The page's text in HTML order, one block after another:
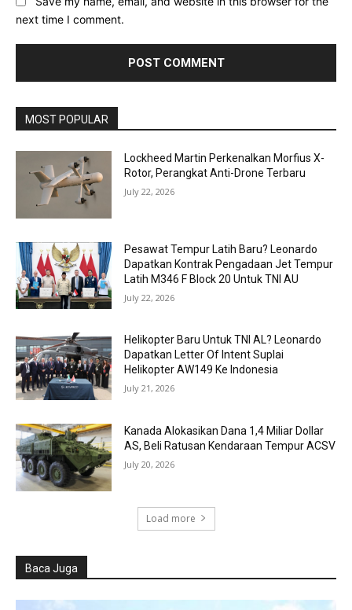
next time I comment.
MOST POPULAR
Lockheed Martin Perkenalkan Morfius X-
Rotor, Perangkat Anti-Drone Terbaru
July 22, 2026
Pesawat Tempur Latih Baru? Leonardo
Dapatkan Kontrak Pengadaan Jet Tempur
Latih M346 F Block 20 Untuk TNI AU
July 22, 2026
Helikopter Baru Untuk TNI AL? Leonardo
Dapatkan Letter Of Intent Suplai
Helikopter AW149 Ke Indonesia
July 21, 2026
Kanada Alokasikan Dana 1,4 Miliar Dollar
AS, Beli Ratusan Kendaraan Tempur ACSV
July 20, 2026
Load more
Baca Juga